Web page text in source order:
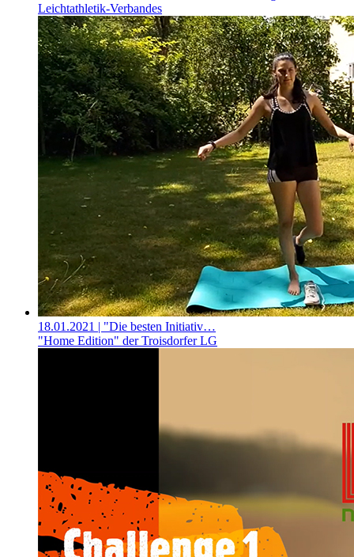
Leichtathletik-Verbandes
18.01.2021 | "Die besten Initiativ…
"Home Edition" der Troisdorfer LG